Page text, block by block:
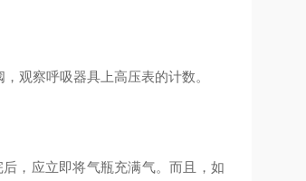
观察呼吸器具上高压表的计数。
，应立即将气瓶充满气。而且，如